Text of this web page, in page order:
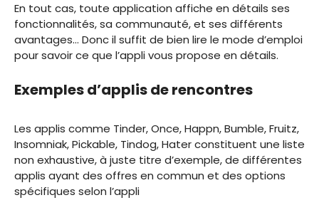
En tout cas, toute application affiche en détails ses
fonctionnalités, sa communauté, et ses différents
avantages… Donc il suffit de bien lire le mode d’emploi
pour savoir ce que l’appli vous propose en détails.
Exemples d’applis de rencontres
Les applis comme Tinder, Once, Happn, Bumble, Fruitz,
Insomniak, Pickable, Tindog, Hater constituent une liste
non exhaustive, à juste titre d’exemple, de différentes
applis ayant des offres en commun et des options
spécifiques selon l’appli